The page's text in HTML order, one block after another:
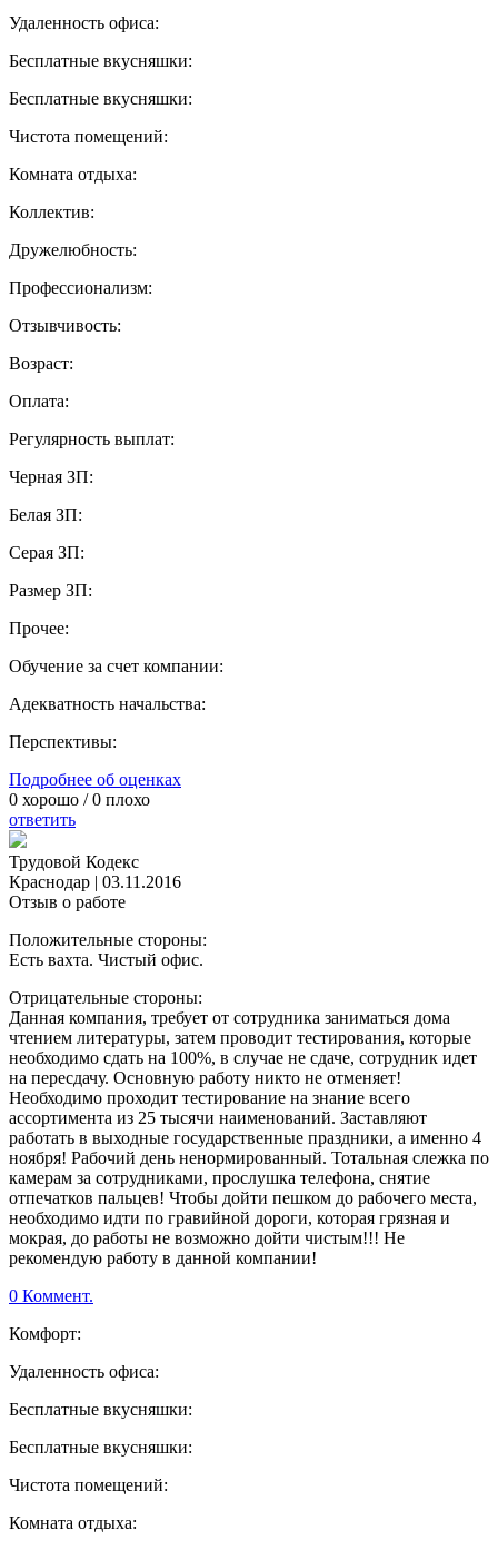
Удаленность офиса:
Бесплатные вкусняшки:
Бесплатные вкусняшки:
Чистота помещений:
Комната отдыха:
Коллектив:
Дружелюбность:
Профессионализм:
Отзывчивость:
Возраст:
Оплата:
Регулярность выплат:
Черная ЗП:
Белая ЗП:
Серая ЗП:
Размер ЗП:
Прочее:
Обучение за счет компании:
Адекватность начальства:
Перспективы:
Подробнее об оценках
0 хорошо /0 плохо
ответить
Трудовой Кодекс
Краснодар | 03.11.2016
Отзыв о работе
Положительные стороны:
Есть вахта. Чистый офис.
Отрицательные стороны:
Данная компания, требует от сотрудника заниматься дома
чтением литературы, затем проводит тестирования, которые
необходимо сдать на 100%, в случае не сдаче, сотрудник идет
на пересдачу. Основную работу никто не отменяет!
Необходимо проходит тестирование на знание всего
ассортимента из 25 тысячи наименований. Заставляют
работать в выходные государственные праздники, а именно 4
ноября! Рабочий день ненормированный. Тотальная слежка по
камерам за сотрудниками, прослушка телефона, снятие
отпечатков пальцев! Чтобы дойти пешком до рабочего места,
необходимо идти по гравийной дороги, которая грязная и
мокрая, до работы не возможно дойти чистым!!! Не
рекомендую работу в данной компании!
0 Коммент.
Комфорт:
Удаленность офиса:
Бесплатные вкусняшки:
Бесплатные вкусняшки:
Чистота помещений:
Комната отдыха: